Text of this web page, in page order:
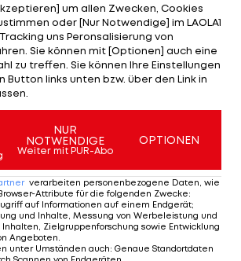
im Sommer 2015 Richtung FC
verkauften ihn zwei
Brighton.
verlässt die
Fortuna
- SK Sturm Graz
Bundesliga
FC Blau-Weiß Linz
um allen Zwecken, Cookies
oder [Nur Notwendige] im LAOLA1
uns Peronsalisierung von
Sie können mit [Optionen] auch eine
zu treffen. Sie können Ihre Einstellungen
links unten bzw. über den Link in
NUR
NOTWENDIGE
Weiter mit PUR-Abo
OPTIONEN
verarbeiten personenbezogene Daten, wie
Attribute für die folgenden Zwecke:
auf Informationen auf einem Endgerät;
und Inhalte, Messung von Werbeleistung und
Zielgruppenforschung sowie Entwicklung
Angeboten
unter Umständen auch: Genaue Standortdaten